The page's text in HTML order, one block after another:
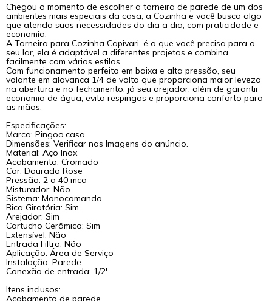
Chegou o momento de escolher a torneira de parede de um dos
ambientes mais especiais da casa, a Cozinha e você busca algo
que atenda suas necessidades do dia a dia, com praticidade e
economia.
A Torneira para Cozinha Capivari, é o que você precisa para o
seu lar, ela é adaptável a diferentes projetos e combina
facilmente com vários estilos.
Com funcionamento perfeito em baixa e alta pressão, seu
volante em alavanca 1/4 de volta que proporciona maior leveza
na abertura e no fechamento, já seu arejador, além de garantir
economia de água, evita respingos e proporciona conforto para
as mãos.
Especificações:
Marca: Pingoo.casa
Dimensões: Verificar nas Imagens do anúncio.
Material: Aço Inox
Acabamento: Cromado
Cor: Dourado Rose
Pressão: 2 a 40 mca
Misturador: Não
Sistema: Monocomando
Bica Giratória: Sim
Arejador: Sim
Cartucho Cerâmico: Sim
Extensível: Não
Entrada Filtro: Não
Aplicação: Área de Serviço
Instalação: Parede
Conexão de entrada: 1/2'
Itens inclusos:
Acabamento de parede